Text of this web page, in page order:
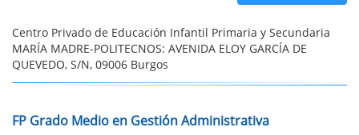
Centro Privado de Educación Infantil Primaria y Secundaria
MARÍA MADRE-POLITECNOS: AVENIDA ELOY GARCÍA DE
QUEVEDO, S/N, 09006 Burgos
FP Grado Medio en Gestión Administrativa